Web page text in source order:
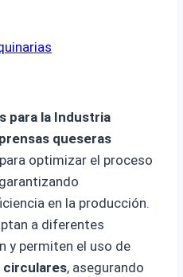
para la Industria
prensas queseras
optimizar el proceso
en la producción.
a diferentes
y permiten el uso de
circulares, asegurando